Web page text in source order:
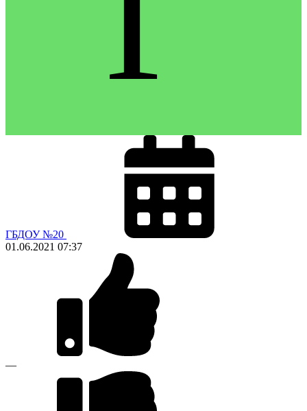
ГБДОУ №20
01.06.2021 07:37
—